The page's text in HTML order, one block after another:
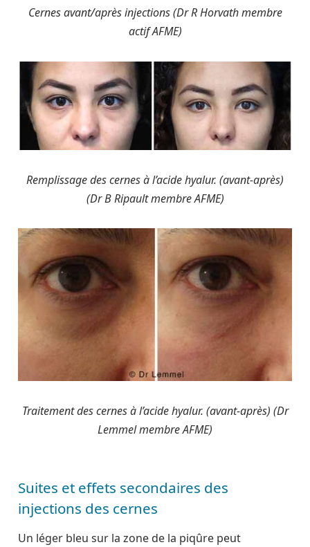
Cernes avant/après injections (Dr R Horvath membre
actif AFME)
Remplissage des cernes à l’acide hyalur. (avant-après)
(Dr B Ripault membre AFME)
Traitement des cernes à l’acide hyalur. (avant-après) (Dr
Lemmel membre AFME)
Suites et effets secondaires des
injections des cernes
Un léger bleu sur la zone de la piqûre peut